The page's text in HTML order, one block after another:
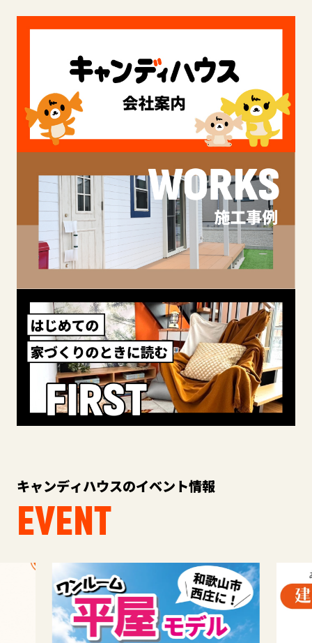
キャンディハウスのイベント情報
EVENT